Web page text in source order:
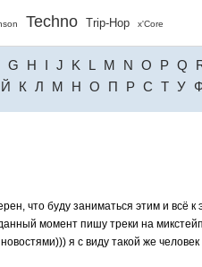
Techno Trip-Hop x'Core
G H I J K L M N O P Q
Й К Л М Н О П Р С Т У
что буду заниматься этим и всё
момент пишу треки на
я с виду такой же